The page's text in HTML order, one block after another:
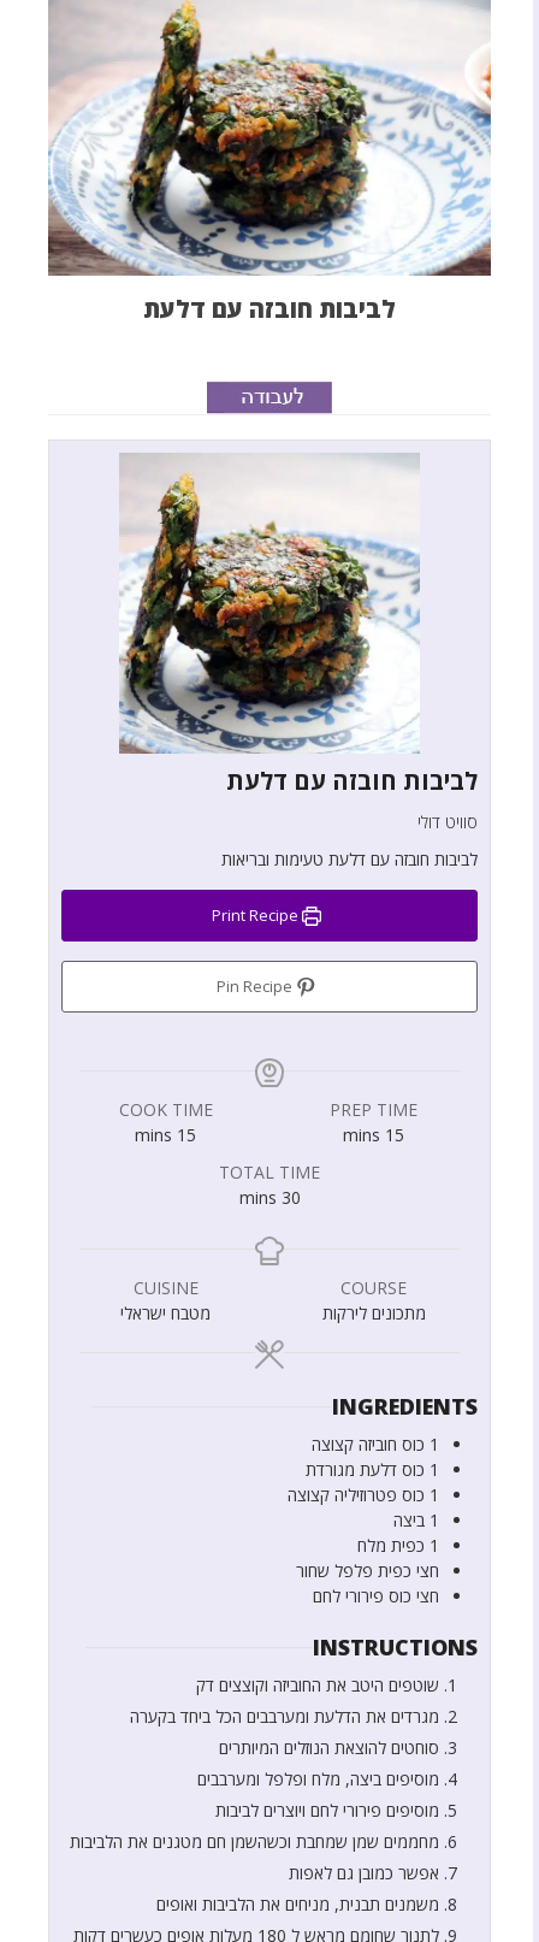
לביבות חובזה עם דלעת
לביבות חובזה עם דלעת
סוויט דולי
לביבות חובזה עם דלעת טעימות ובריאות
PREP TIME
15
mins
COOK TIME
15
mins
TOTAL TIME
30
mins
COURSE
מתכונים לירקות
CUISINE
מטבח ישראלי
INGREDIENTS
1 כוס חוביזה קצוצה
1 כוס דלעת מגורדת
1 כוס פטרוזיליה קצוצה
1 ביצה
1 כפית מלח
חצי כפית פלפל שחור
חצי כוס פירורי לחם
INSTRUCTIONS
שוטפים היטב את החוביזה וקוצצים דק
מגרדים את הדלעת ומערבבים הכל ביחד בקערה
סוחטים להוצאת הנוזלים המיותרים
מוסיפים ביצה, מלח ופלפל ומערבבים
מוסיפים פירורי לחם ויוצרים לביבות
מחממים שמן שמחבת וכשהשמן חם מטגנים את הלביבות
אפשר כמובן גם לאפות
משמנים תבנית, מניחים את הלביבות ואופים
לתנור שחומם מראש ל 180 מעלות אופים כעשרים דקות